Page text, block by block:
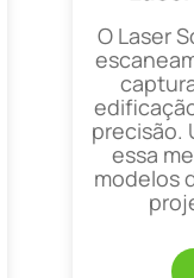
O Laser
precisão.
essa
modelos